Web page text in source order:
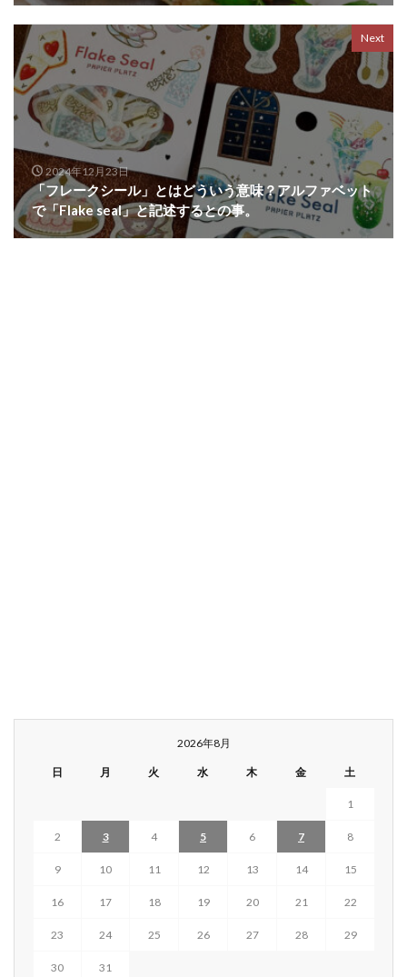
Next
2024年12月23日
「フレークシール」とはどういう意味？アルファベット
で「Flake seal」と記述するとの事。
2026年8月
日 月 火 水 木 金 土
1
2 3 4 5 6 7 8
9 10 11 12 13 14 15
16 17 18 19 20 21 22
23 24 25 26 27 28 29
30
31